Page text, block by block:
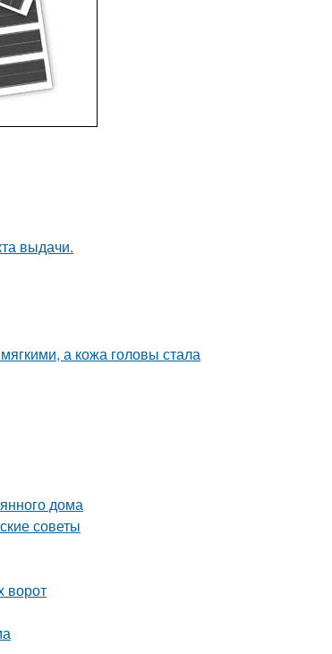
выдачи.
а кожа головы стала
дома
советы
ворот